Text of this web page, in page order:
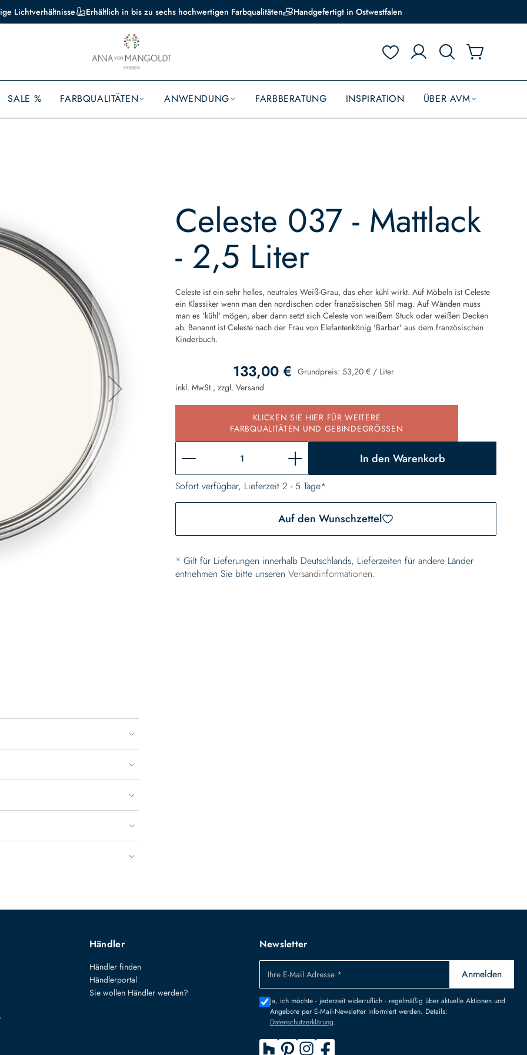
Lichtverhältnisse Erhältlich in bis zu sechs hochwertigen Farbqualitäten Handgefertigt in Ostwestfalen
SALE % FARBQUALITÄTEN ANWENDUNG FARBBERATUNG INSPIRATION ÜBER AVM
Celeste 037 - Mattlack
- 2,5 Liter
Celeste ist ein sehr helles, neutrales Weiß-Grau, das eher kühl wirkt. Auf Möbeln ist Celeste
ein Klassiker wenn man den nordischen oder französischen Stil mag. Auf Wänden muss
man es 'kühl' mögen, aber dann setzt sich Celeste von weißem Stuck oder weißen Decken
ab. Benannt ist Celeste nach der Frau von Elefantenkönig 'Barbar' aus dem französischen
Kinderbuch.
133,00 € Grundpreis: 53,20 € / Liter
inkl. MwSt., zzgl.Versand
KLICKEN SIE HIER FÜR WEITERE
FARBQUALITÄTEN UND GEBINDEGRÖSSEN
In den Warenkorb
Sofort verfügbar, Lieferzeit 2 - 5 Tage*
Auf den Wunschzettel
* Gilt für Lieferungen innerhalb Deutschlands, Lieferzeiten für andere Länder
entnehmen Sie bitte unserenVersandinformationen.
Händler
Händler finden
Händlerportal
Sie wollen Händler werden?
Newsletter
Ihre E-Mail Adresse * Anmelden
Ja, ich möchte - jederzeit widerruflich - regelmäßig über aktuelle Aktionen und
Angebote per E-Mail-Newsletter informiert werden. Details:
Datenschutzerklärung.